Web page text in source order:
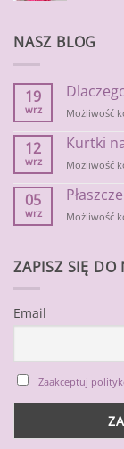
NASZ BLOG
19
wrz Możliwość
12
wrz
Kurtki
Możliwość
05
wrz Możliwość
ZAPISZ SIĘ DO
Email
Zaakceptuj